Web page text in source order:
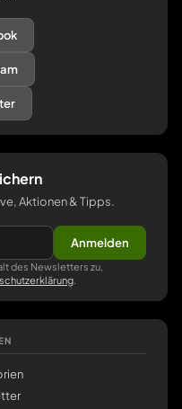
Aktionen & Tipps.
Anmelden
des Newsletters zu,